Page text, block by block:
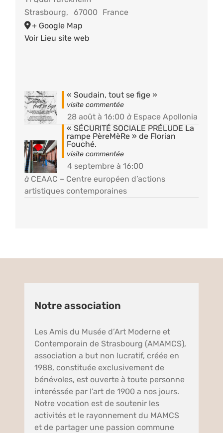
Strasbourg, 67000
France
+ Google Map
Voir Lieu site web
« Soudain, tout se fige »
28 août à 16:00 à Espace Apollonia
« SÉCURITÉ SOCIALE PRÉLUDE La
rampe PèreMèRe » de Florian
Fouché.
4 septembre à 16:00
à CEAAC – Centre européen d’actions
artistiques contemporaines
Notre association
Les Amis du Musée d’Art Moderne et
Contemporain de Strasbourg (AMAMCS),
association a but non lucratif, créée en
1988, constituée exclusivement de
bénévoles, est ouverte à toute personne
interéssée par l’art de 1900 a nos jours.
Notre vocation est de soutenir les
activités et le rayonnement du MAMCS
et de partager une passion commune